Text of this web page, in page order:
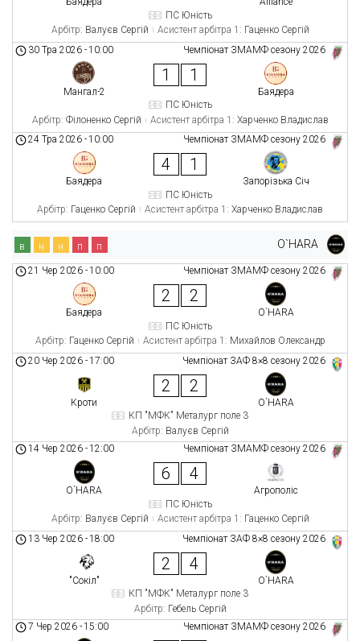
ПС Юність
Арбітр: Валуєв Сергій Асистент арбітра 1: Гаценко Сергій
Чемпіонат ЗМАМФ сезону 2026
30 Тра 2026 -10:00
Мангал-2
1 1
Баядера
ПС Юність
Арбітр: Філоненко Сергій Асистент арбітра 1: Харченко Владислав
Чемпіонат ЗМАМФ сезону 2026
24 Тра 2026 -10:00
Баядера
4 1
Запорізька Січ
ПС Юність
Арбітр: Гаценко Сергій Асистент арбітра 1: Харченко Владислав
O`HARA
в н н п п
Чемпіонат ЗМАМФ сезону 2026
21 Чер 2026 -10:00
Баядера
2 2
O`HARA
ПС Юність
Арбітр: Гаценко Сергій Асистент арбітра 1: Михайлов Олександр
Чемпіонат ЗАФ 8×8 сезону 2026
20 Чер 2026 -17:00
Кроти
2 2
O`HARA
КП "МФК" Металург поле 3
Арбітр: Валуєв Сергій
Чемпіонат ЗМАМФ сезону 2026
14 Чер 2026 -12:00
O`HARA
6 4
Агрополіс
ПС Юність
Арбітр: Валуєв Сергій Асистент арбітра 1: Гаценко Сергій
Чемпіонат ЗАФ 8×8 сезону 2026
13 Чер 2026 -18:00
"Сокіл"
2 4
O`HARA
КП "МФК" Металург поле 3
Арбітр: Гебель Сергій
Чемпіонат ЗМАМФ сезону 2026
7 Чер 2026 -15:00